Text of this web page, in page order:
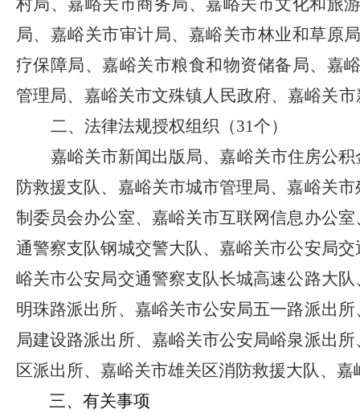
村局、嘉峪关市商务局、嘉峪关市文化和旅
局、嘉峪关市审计局、嘉峪关市林业和草原
疗保障局、嘉峪关市粮食和物资储备局、嘉
管理局、嘉峪关市文殊镇人民政府、嘉峪关
二、法律法规授权组织（31个）
嘉峪关市新闻出版局、嘉峪关市住房公
防救援支队、嘉峪关市城市管理局、嘉峪关
制委员会办公室、嘉峪关市互联网信息办公
通警察支队钢城交警大队、嘉峪关市公安局
峪关市公安局交通警察支队长城高速公路大
明珠路派出所、 嘉峪关市公安局五一路派出
局建设路派出所、嘉峪关市公安局峪泉派出
区派出所、嘉峪关市雄关区消防救援大队、
三、有关事项